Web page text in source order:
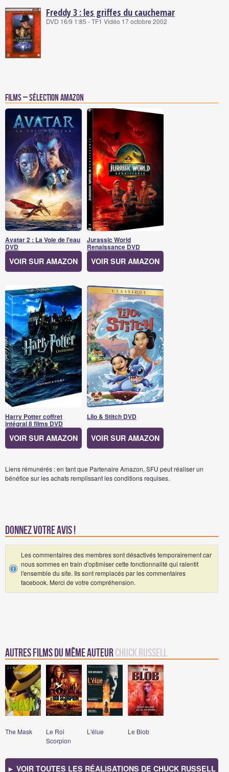
Freddy 3 : les griffes du cauchemar
DVD 16/9 1:85 - TF1 Vidéo 17 octobre 2002
Films – Sélection Amazon
Avatar 2 : La Voie de l'eau
DVD
VOIR SUR AMAZON
Jurassic World
Renaissance DVD
VOIR SUR AMAZON
Harry Potter coffret
intégral 8 films DVD
VOIR SUR AMAZON
Lilo & Stitch DVD
VOIR SUR AMAZON
Liens rémunérés : en tant que Partenaire Amazon, SFU peut réaliser un
bénéfice sur les achats remplissant les conditions requises.
Donnez votre avis !
Les commentaires des membres sont désactivés temporairement car
nous sommes en train d'optimiser cette fonctionnalité qui ralentit
l'ensemble du site. Ils sont remplacés par les commentaires
facebook. Merci de votre compréhension.
Autres Films du même auteurChuck Russell
The Mask
Le Roi
Scorpion
L'élue Le Blob
► VOIR TOUTES LES RÉALISATIONS DE CHUCK RUSSELL